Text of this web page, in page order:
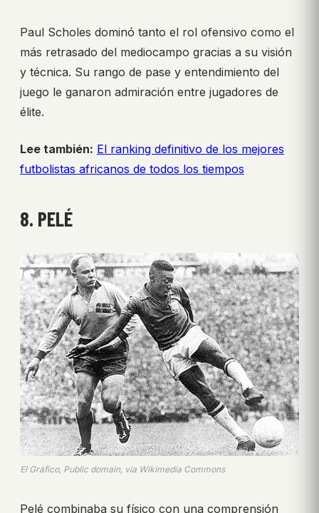
Paul Scholes dominó tanto el rol ofensivo como el
más retrasado del mediocampo gracias a su visión
y técnica. Su rango de pase y entendimiento del
juego le ganaron admiración entre jugadores de
élite.
Lee también: El ranking definitivo de los mejores
futbolistas africanos de todos los tiempos
8. PELÉ
El Gráfico, Public domain, via Wikimedia Commons
Pelé combinaba su físico con una comprensión